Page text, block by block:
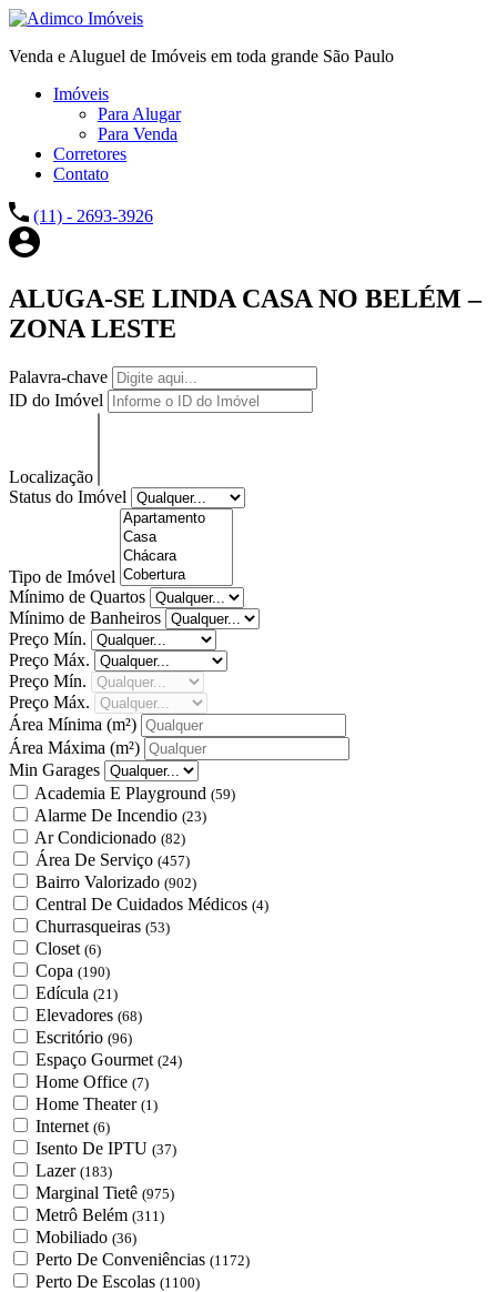
Venda e Aluguel de Imóveis em toda grande São Paulo
Imóveis
Para Alugar
Para Venda
Corretores
Contato
(11) - 2693-3926
ALUGA-SE LINDA CASA NO BELÉM –
ZONA LESTE
Palavra-chave
ID do Imóvel
Localização
Status do Imóvel
Tipo de Imóvel
Mínimo de Quartos
Mínimo de Banheiros
Preço Mín.
Preço Máx.
Preço Mín.
Preço Máx.
Área Mínima (m²)
Área Máxima (m²)
Min Garages
Academia E Playground (59)
Alarme De Incendio (23)
Ar Condicionado (82)
Área De Serviço (457)
Bairro Valorizado (902)
Central De Cuidados Médicos (4)
Churrasqueiras (53)
Closet (6)
Copa (190)
Edícula (21)
Elevadores (68)
Escritório (96)
Espaço Gourmet (24)
Home Office (7)
Home Theater (1)
Internet (6)
Isento De IPTU (37)
Lazer (183)
Marginal Tietê (975)
Metrô Belém (311)
Mobiliado (36)
Perto De Conveniências (1172)
Perto De Escolas (1100)